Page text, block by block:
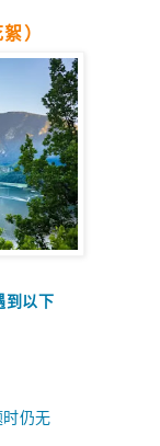
）
到以下
仍无